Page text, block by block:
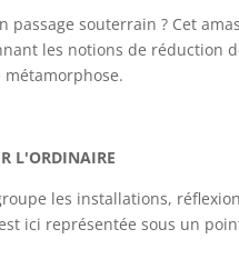
passage souterrain ? Cet
les notions de réduction
L'ORDINAIRE
les installations,
ici représentée sous un